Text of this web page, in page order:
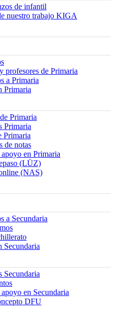
de infantil
nuestro trabajo KIGA
profesores de Primaria
a Primaria
Primaria
Primaria
Primaria
Primaria
de notas
en Primaria
(LÜZ)
(NAS)
a Secundaria
Secundaria
Secundaria
en Secundaria
DFU